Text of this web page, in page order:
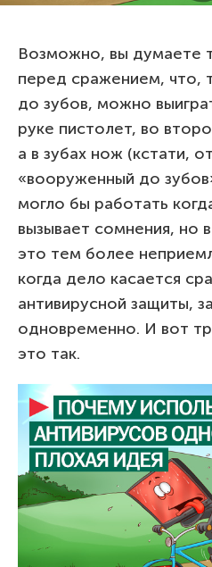
Возможно, вы думаете
перед сражением, что,
до зубов, можно
руке пистолет, во
а в зубах нож (кстати,
«вооруженный до
могло бы работать
вызывает сомнения, но
это тем более
когда дело касается
антивирусной защиты,
одновременно. И вот
это так.